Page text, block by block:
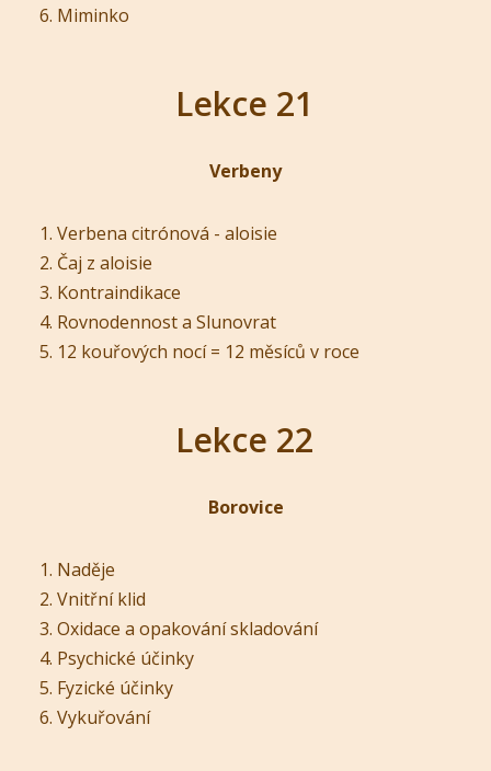
Miminko
Lekce 21
Verbeny
Verbena citrónová - aloisie
Čaj z aloisie
Kontraindikace
Rovnodennost a Slunovrat
12 kouřových nocí = 12 měsíců v roce
Lekce 22
Borovice
Naděje
Vnitřní klid
Oxidace a opakování skladování
Psychické účinky
Fyzické účinky
Vykuřování